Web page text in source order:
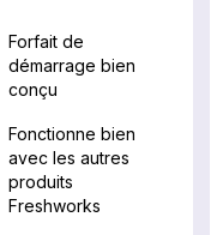
Forfait de
démarrage bien
conçu
Fonctionne bien
avec les autres
produits
Freshworks